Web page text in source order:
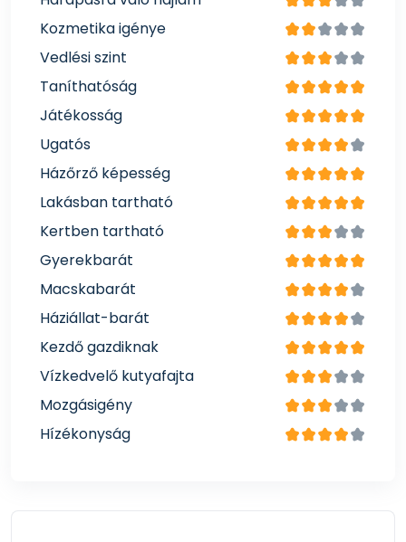
Kozmetika igénye
Vedlési szint
Taníthatóság
Játékosság
Ugatós
Házőrző képesség
Lakásban tartható
Kertben tartható
Gyerekbarát
Macskabarát
Háziállat-barát
Kezdő gazdiknak
Vízkedvelő kutyafajta
Mozgásigény
Hízékonyság